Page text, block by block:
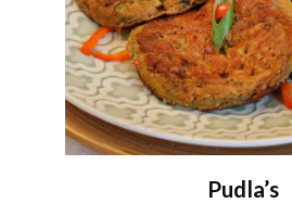
Pudla’s